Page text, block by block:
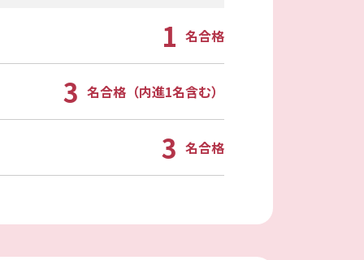
1 名合格
3 名合格（内進1名含む）
3 名合格